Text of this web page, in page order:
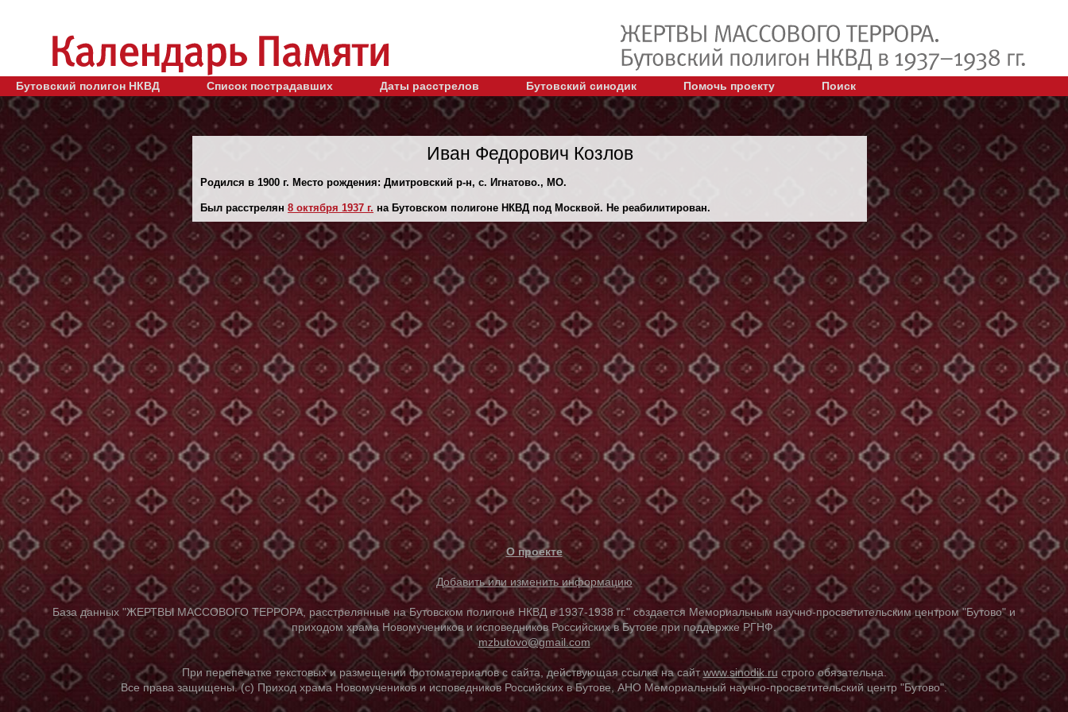
Бутовский полигон НКВД Список пострадавших Даты расстрелов Бутовский синодик Помочь проекту Поиск
Иван Федорович Козлов
Родился в 1900 г. Место рождения: Дмитровский р-н, с. Игнатово., МО.
Был расстрелян 8 октября 1937 г. на Бутовском полигоне НКВД под Москвой. Не реабилитирован.
О проекте
Добавить или изменить информацию
База данных "ЖЕРТВЫ МАССОВОГО ТЕРРОРА, расстрелянные на Бутовском полигоне НКВД в 1937-1938 гг." создается Мемориальным научно-просветительским центром "Бутово" и
приходом храма Новомучеников и исповедников Российских в Бутове при поддержке РГНФ.
mzbutovo@gmail.com
При перепечатке текстовых и размещении фотоматериалов с сайта, действующая ссылка на сайтwww.sinodik.ru строго обязательна.
Все права защищены. (с) Приход храма Новомучеников и исповедников Российских в Бутове, АНО Мемориальный научно-просветительский центр "Бутово".